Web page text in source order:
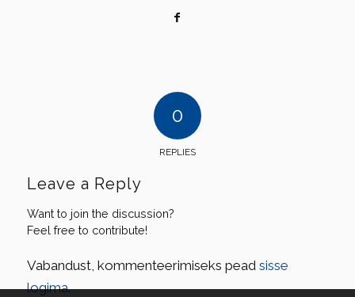
0
REPLIES
Leave a Reply
Want to join the discussion?
Feel free to contribute!
Vabandust, kommenteerimiseks pead sisse
logima.